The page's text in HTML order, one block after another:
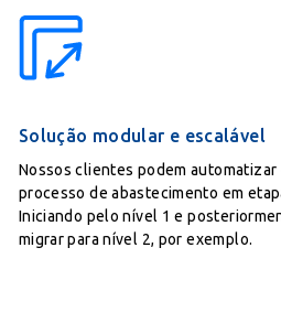
Solução modular e escalável
Nossos clientes podem automatizar
processo de abastecimento em
Iniciando pelo nível 1 e
migrar para nível 2, por exemplo.